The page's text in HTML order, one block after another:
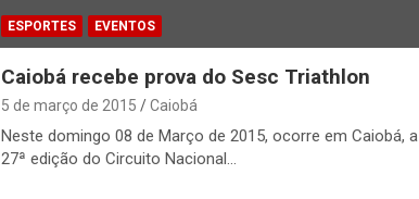
ESPORTES EVENTOS
Caiobá recebe prova do Sesc Triathlon
5 de março de 2015 Caiobá
Neste domingo 08 de Março de 2015, ocorre em Caiobá, a
27ª edição do Circuito Nacional…